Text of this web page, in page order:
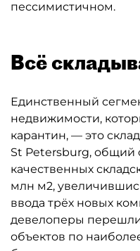
пессимистичном.
Всё
Единственный
недвижимости,
карантин, — это
St Petersburg,
качественных
млн м2,
ввода трёх новых
девелоперы перешли
объектов по